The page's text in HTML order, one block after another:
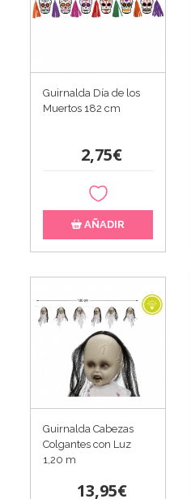
Guirnalda Día de los
Muertos 182 cm
2,75€
AÑADIR
Guirnalda Cabezas
Colgantes con Luz
1,20 m
13,95€